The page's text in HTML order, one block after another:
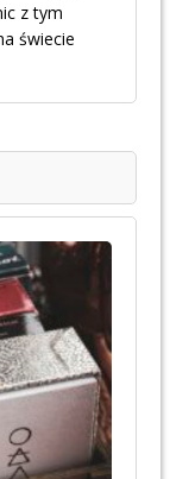
z tym
świecie